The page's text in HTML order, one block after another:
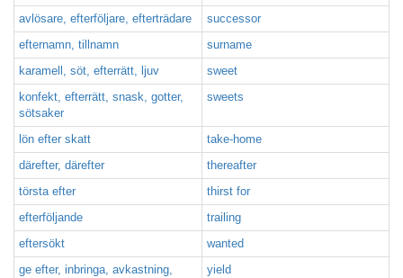
avlösare, efterföljare, efterträdare
successor
efternamn, tillnamn
surname
karamell, söt, efterrätt, ljuv
sweet
konfekt, efterrätt, snask, gotter,
sötsaker
sweets
lön efter skatt
take-home
därefter, därefter
thereafter
törsta efter
thirst for
efterföljande
trailing
eftersökt
wanted
ge efter, inbringa, avkastning,
yield